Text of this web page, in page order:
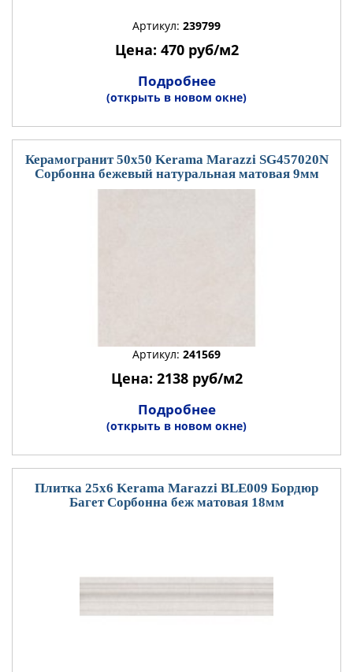
Артикул: 239799
Цена: 470 руб/м2
Подробнее
(открыть в новом окне)
Керамогранит 50x50 Kerama Marazzi SG457020N
Сорбонна бежевый натуральная матовая 9мм
Артикул: 241569
Цена: 2138 руб/м2
Подробнее
(открыть в новом окне)
Плитка 25x6 Kerama Marazzi BLE009 Бордюр
Багет Сорбонна беж матовая 18мм